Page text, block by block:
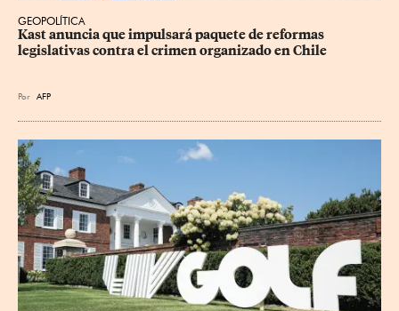
GEOPOLÍTICA
Kast anuncia que impulsará paquete de reformas
legislativas contra el crimen organizado en Chile
Por AFP